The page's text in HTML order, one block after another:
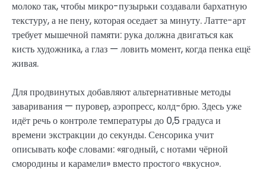
молоко так, чтобы микро-пузырьки создавали бархатную
текстуру, а не пену, которая оседает за минуту. Латте-арт
требует мышечной памяти: рука должна двигаться как
кисть художника, а глаз — ловить момент, когда пенка ещё
живая.
Для продвинутых добавляют альтернативные методы
заваривания — пуровер, аэропресс, колд-брю. Здесь уже
идёт речь о контроле температуры до 0,5 градуса и
времени экстракции до секунды. Сенсорика учит
описывать кофе словами: «ягодный, с нотами чёрной
смородины и карамели» вместо простого «вкусно».